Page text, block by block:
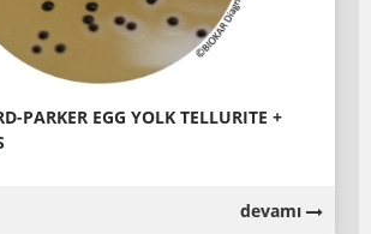
PARKER EGG YOLK TELLURITE +
devamı